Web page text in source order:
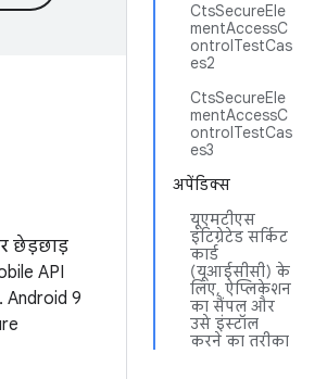
CtsSecureEle
mentAccessC
ontrolTestCas
es2
CtsSecureEle
mentAccessC
ontrolTestCas
es3
अपेंडिक्स
यूएमटीएस
इंटिग्रेटेड सर्किट
कार्ड
(यूआईसीसी) के
लिए, ऐप्लिकेशन
का सैंपल और
उसे इंस्टॉल
करने का तरीका
छेड़छाड़
API
9